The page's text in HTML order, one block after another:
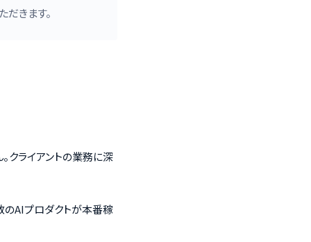
きます。
クライアントの業務に深
のAIプロダクトが本番稼